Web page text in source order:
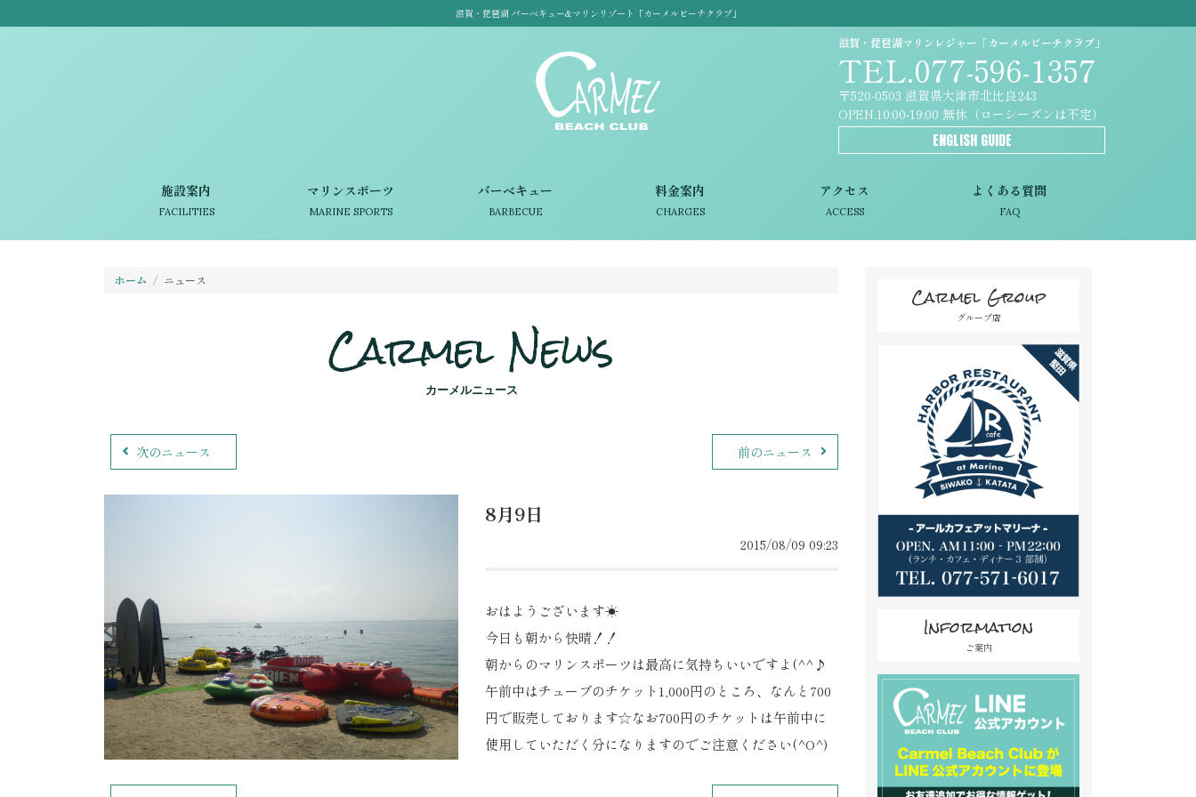
滋賀・琵琶湖 バーベキュー&マリンリゾート「カーメルビーチクラブ」
施設案内
FACILITIES
マリンスポーツ
MARINE SPORTS
バーベキュー
BARBECUE
料金案内
CHARGES
アクセス
ACCESS
よくある質問
FAQ
滋賀・琵琶湖マリンレジャー「カーメルビーチクラブ」
TEL.077-596-1357
〒520-0503 滋賀県大津市北比良243
OPEN.10:00-19:00 無休（ローシーズンは不定）
ENGLISH GUIDE
ホーム ニュース
Carmel News
カーメルニュース
次のニュース 前のニュース
8月9日
2015/08/09 09:23
おはようございます☀
今日も朝から快晴！！
朝からのマリンスポーツは最高に気持ちいいですよ(^^♪
午前中はチューブのチケット1,000円のところ、なんと700
円で販売しております☆なお700円のチケットは午前中に
使用していただく分になりますのでご注意ください(^O^)
Carmel Group
グループ店
Information
ご案内